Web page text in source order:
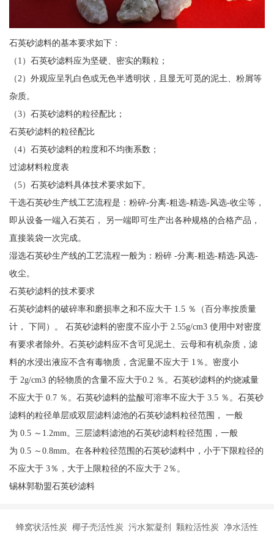
石英砂滤料的基本要求如下：
（1）石英砂滤料应为坚硬、密实的颗粒；
（2）外观应呈乳白色或无色半透明状，且显无可觅的泥土、粉屑等
杂质。
（3）石英砂滤料的粒径配比；
石英砂滤料的粒径配比
（4）石英砂滤料的粒度和不均衡系数；
过滤材料粒度表
（5）石英砂滤料具体技术要求如下。
干选石英砂生产线工艺流程是：粉碎-分离-粗选-精选-风选-收尘等，
即从设备一端入石英石， 另一端即可生产出各种规格的合格产品，
直接装袋一次完成。
湿选石英砂生产线的工艺流程一般为：粉碎 -分离-粗选-精选-风选-
收尘。
石英砂滤料的技术要求
石英砂滤料的破碎率和磨损率之和不应大干 1.5 ％（百分率按质量
计， 下同）。 石英砂滤料的密度不应小于 2.55g/cm3 使用中对密度
有要求者除外。石英砂滤料应不含可见泥土、云母和有机杂质，滤
料的水浸出液应不含有毒物质，含泥量不应大于 1％。密度小
于 2g/cm3 的轻物质的含量不应大于0.2 ％。石英砂滤料的灼烧减量
不应大于 0.7 ％。石英砂滤料的盐酸可溶率不应大于 3.5 ％。石英砂
滤料的粒径单层或双层滤料滤池的石英砂滤料粒径范围， 一般
为 0.5 ～1.2mm。三层滤料滤池的石英砂滤料粒径范围，一般
为 0.5 ～0.8mm。在各种粒径范围的石英砂滤料中，小于下限粒径的
不应大于 3％，大于上限粒径的不应大于 2％。
锡林郭勒盟石英砂滤料
蜂窝状活性炭 椰子壳活性炭 污水絮凝剂 颗粒活性炭 净水活性